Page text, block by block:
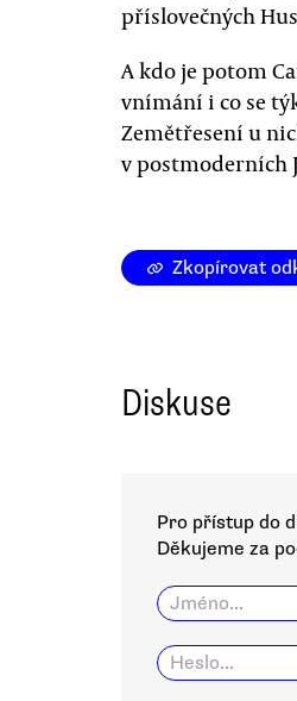
příslovečných
A kdo je potom
vnímání i co se
Zemětřesení u
v postmoderních
Zkopírovat
Diskuse
Pro přístup do
Děkujeme za